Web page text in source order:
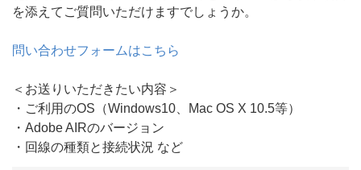
を添えてご質問いただけますでしょうか。
問い合わせフォームはこちら
＜お送りいただきたい内容＞
・ご利用のOS（Windows10、Mac OS X 10.5等）
・Adobe AIRのバージョン
・回線の種類と接続状況 など